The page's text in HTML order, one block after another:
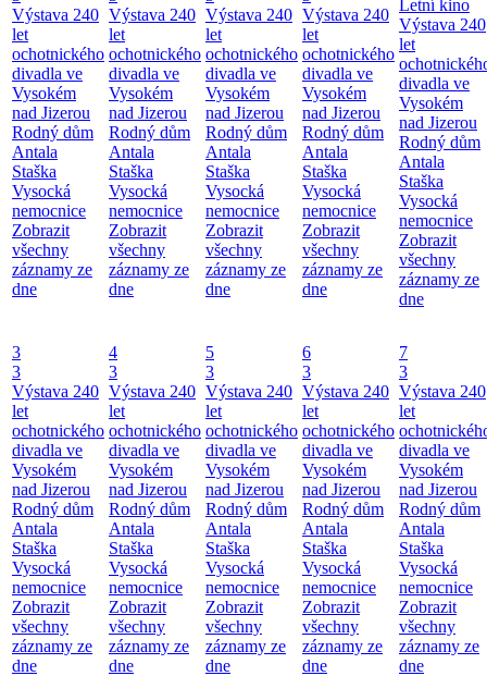
Výstava 240
let
ochotnického
divadla ve
Vysokém
nad Jizerou
Rodný dům
Antala
Staška
Vysocká
nemocnice
Zobrazit
všechny
záznamy ze
dne
Výstava 240
let
ochotnického
divadla ve
Vysokém
nad Jizerou
Rodný dům
Antala
Staška
Vysocká
nemocnice
Zobrazit
všechny
záznamy ze
dne
Výstava 240
let
ochotnického
divadla ve
Vysokém
nad Jizerou
Rodný dům
Antala
Staška
Vysocká
nemocnice
Zobrazit
všechny
záznamy ze
dne
Výstava 240
let
ochotnického
divadla ve
Vysokém
nad Jizerou
Rodný dům
Antala
Staška
Vysocká
nemocnice
Zobrazit
všechny
záznamy ze
dne
Letní kino
Výstava 240
let
divadla ve
Vysokém
nad Jizerou
Rodný dům
Antala
Staška
Vysocká
nemocnice
Zobrazit
všechny
záznamy ze
dne
3
3
Výstava 240
let
ochotnického
divadla ve
Vysokém
nad Jizerou
Rodný dům
Antala
Staška
Vysocká
nemocnice
Zobrazit
všechny
záznamy ze
dne
4
3
Výstava 240
let
ochotnického
divadla ve
Vysokém
nad Jizerou
Rodný dům
Antala
Staška
Vysocká
nemocnice
Zobrazit
všechny
záznamy ze
dne
5
3
Výstava 240
let
ochotnického
divadla ve
Vysokém
nad Jizerou
Rodný dům
Antala
Staška
Vysocká
nemocnice
Zobrazit
všechny
záznamy ze
dne
6
3
Výstava 240
let
ochotnického
divadla ve
Vysokém
nad Jizerou
Rodný dům
Antala
Staška
Vysocká
nemocnice
Zobrazit
všechny
záznamy ze
dne
7
3
Výstava 240
let
divadla ve
Vysokém
nad Jizerou
Rodný dům
Antala
Staška
Vysocká
nemocnice
Zobrazit
všechny
záznamy ze
dne